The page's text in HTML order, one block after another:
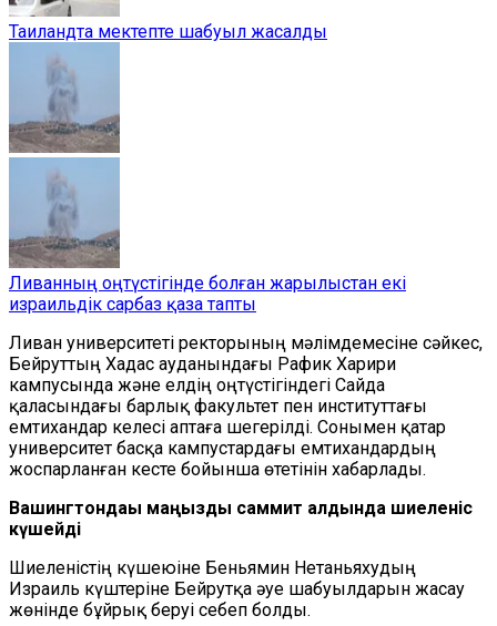
Таиландта мектепте шабуыл жасалды
Ливанның оңтүстігінде болған жарылыстан екі
израильдік сарбаз қаза тапты
Ливан университеті ректорының мәлімдемесіне сәйкес,
Бейруттың Хадас ауданындағы Рафик Харири
кампусында және елдің оңтүстігіндегі Сайда
қаласындағы барлық факультет пен институттағы
емтихандар келесі аптаға шегерілді. Сонымен қатар
университет басқа кампустардағы емтихандардың
жоспарланған кесте бойынша өтетінін хабарлады.
Вашингтондағы маңызды саммит алдында шиеленіс
күшейді
Шиеленістің күшеюіне Беньямин Нетаньяхудың
Израиль күштеріне Бейрутқа әуе шабуылдарын жасау
жөнінде бұйрық беруі себеп болды.